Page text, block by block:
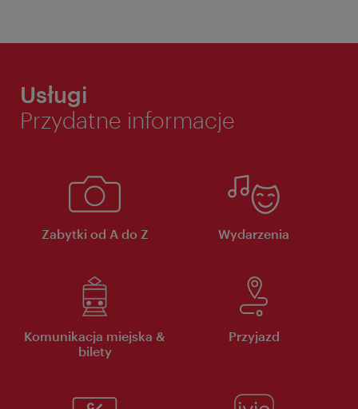
Usługi
Przydatne informacje
Zabytki od A do Z Wydarzenia
Komunikacja miejska &
bilety
Przyjazd